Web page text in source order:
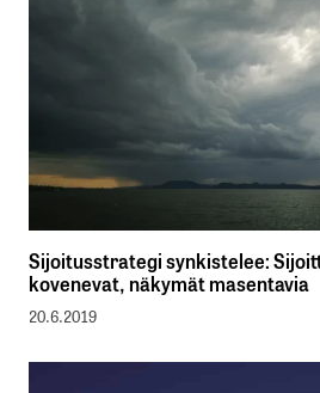
Sijoitusstrategi synkistelee:
kovenevat, näkymät masentavia
20.6.2019